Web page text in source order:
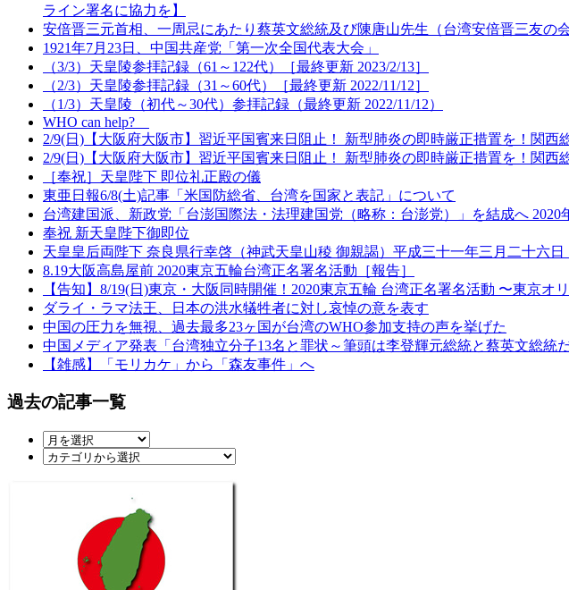
ライン署名に協力を】
安倍晋三元首相、一周忌にあたり蔡英文総統及び陳唐山先生（台湾安倍晋三友の
1921年7月23日、中国共産党「第一次全国代表大会」
（3/3）天皇陵参拝記録（61～122代）［最終更新 2023/2/13］
（2/3）天皇陵参拝記録（31～60代）［最終更新 2022/11/12］
（1/3）天皇陵（初代～30代）参拝記録（最終更新 2022/11/12）
WHO can help?
2/9(日)【大阪府大阪市】習近平国賓来日阻止！ 新型肺炎の即時厳正措置を！関西
2/9(日)【大阪府大阪市】習近平国賓来日阻止！ 新型肺炎の即時厳正措置を！関西
［奉祝］天皇陛下 即位礼正殿の儀
東亜日報6/8(土)記事「米国防総省、台湾を国家と表記」について
台湾建国派、新政党「台澎国際法・法理建国党（略称：台澎党）」を結成へ
奉祝 新天皇陛下御即位
天皇皇后両陛下 奈良県行幸啓（神武天皇山稜 御親謁）平成三十一年三月二十六日
8.19大阪高島屋前 2020東京五輪台湾正名署名活動［報告］
【告知】8/19(日)東京・大阪同時開催！2020東京五輪 台湾正名署名活動 〜東京オ
ダライ・ラマ法王、日本の洪水犠牲者に対し哀悼の意を表す
中国の圧力を無視、過去最多23ヶ国が台湾のWHO参加支持の声を挙げた
中国メディア発表「台湾独立分子13名と罪状～筆頭は李登輝元総統と蔡英文総統だ
【雑感】「モリカケ」から「森友事件」へ
過去の記事一覧